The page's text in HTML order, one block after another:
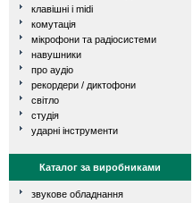
клавішні і midi
комутація
мікрофони та радіосистеми
навушники
про аудіо
рекордери / диктофони
світло
студія
ударні інструменти
Каталог за виробниками
звукове обладнання